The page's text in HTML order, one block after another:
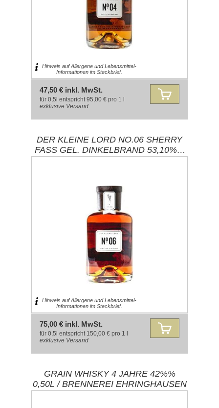
Hinweis auf Allergene und Lebensmittel-
Informationen im Steckbrief.
47,50 € inkl. MwSt.
für 0,5l entspricht 95,00 € pro 1 l
exklusive Versand
DER KLEINE LORD NO.06 SHERRY
FASS GEL. DINKELBRAND 53,10%%
0,50L / BRENNEREI EHRINGHAUSEN
Hinweis auf Allergene und Lebensmittel-
Informationen im Steckbrief.
75,00 € inkl. MwSt.
für 0,5l entspricht 150,00 € pro 1 l
exklusive Versand
GRAIN WHISKY 4 JAHRE 42%%
0,50L / BRENNEREI EHRINGHAUSEN